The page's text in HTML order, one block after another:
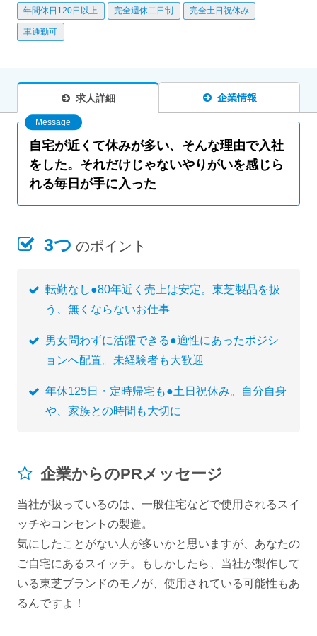
年間休日120日以上 完全週休二日制 完全土日祝休み
車通勤可
求人詳細 企業情報
自宅が近くて休みが多い、そんな理由で入社
をした。それだけじゃないやりがいを感じら
れる毎日が手に入った
3つ のポイント
転勤なし●80年近く売上は安定。東芝製品を扱
う、無くならないお仕事
男女問わずに活躍できる●適性にあったポジシ
ョンへ配置。未経験者も大歓迎
年休125日・定時帰宅も●土日祝休み。自分自身
や、家族との時間も大切に
企業からのPRメッセージ
当社が扱っているのは、一般住宅などで使用されるスイ
ッチやコンセントの製造。
気にしたことがない人が多いかと思いますが、あなたの
ご自宅にあるスイッチ。もしかしたら、当社が製作して
いる東芝ブランドのモノが、使用されている可能性もあ
るんですよ！